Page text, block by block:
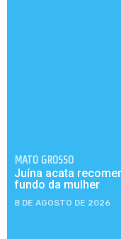
MATO GROSSO
Juína acata
fundo da mulher
8 DE AGOSTO DE 2026